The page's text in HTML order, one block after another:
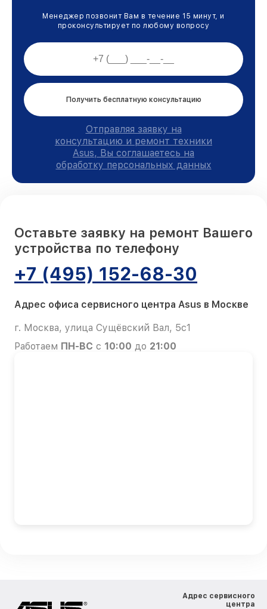
Менеджер позвонит Вам в течение 15 минут, и
проконсультирует по любому вопросу
Получить бесплатную консультацию
Отправляя заявку на
консультацию и ремонт техники
Asus, Вы соглашаетесь на
обработку персональных данных
Оставьте заявку на ремонт Вашего
устройства по телефону
+7 (495) 152-68-30
Адрес офиса сервисного центра Asus в Москве
г. Москва, улица Сущёвский Вал, 5с1
Работаем ПН-ВС с 10:00 до 21:00
Адрес сервисного
центра